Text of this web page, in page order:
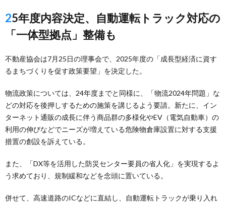
25年度内容決定、自動運転トラック対応の
「一体型拠点」整備も
不動産協会は7月25日の理事会で、2025年度の「成長型経済に資す
るまちづくりを促す政策要望」を決定した。
物流政策については、24年度までと同様に、「物流2024年問題」な
どの対応を後押しするための施策を講じるよう要請。新たに、イン
ターネット通販の成長に伴う商品群の多様化やEV（電気自動車）の
利用の伸びなどでニーズが増えている危険物倉庫設置に対する支援
措置の創設を訴えている。
また、「DX等を活用した防災センター要員の省人化」を実現するよ
う求めており、規制緩和などを念頭に置いている。
併せて、高速道路のICなどに直結し、自動運転トラックが乗り入れ